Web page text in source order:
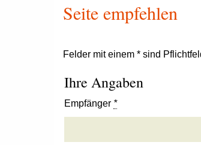
Seite empfehlen
Felder mit einem * sind
Ihre Angaben
Empfänger *